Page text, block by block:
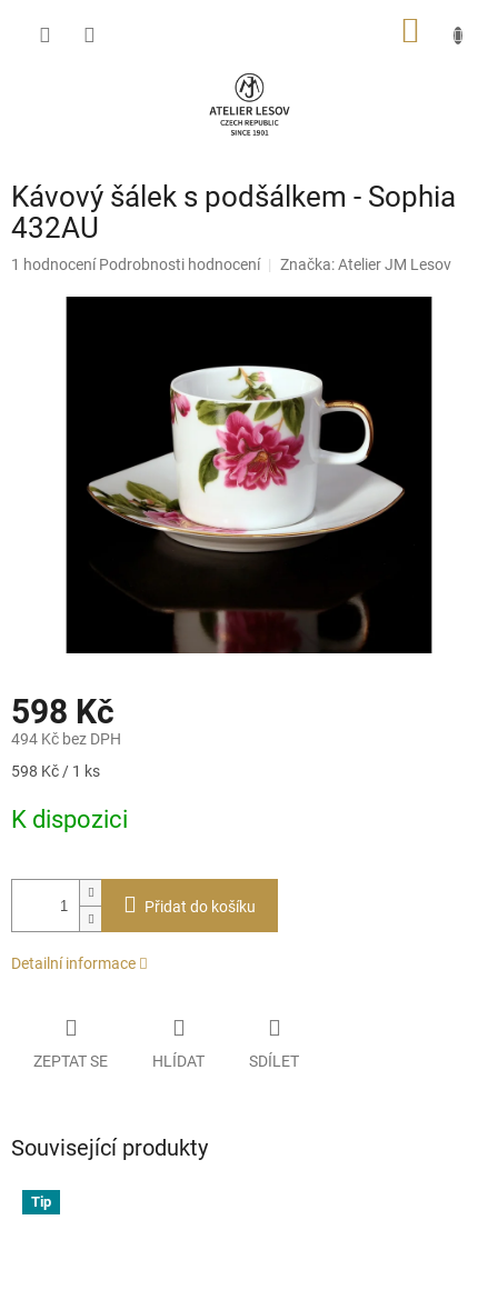
Kávový šálek s podšálkem - Sophia
432AU
Průměrné
1 hodnocení Podrobnosti hodnocení Značka:Atelier JM Lesov
598 Kč
494 Kč bez DPH
Měrná
598 Kč / 1 ks
K dispozici
Přidat do košíku
Detailní informace
ZEPTAT SE HLÍDAT SDÍLET
Související produkty
Tip